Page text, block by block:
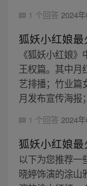
1 个回答 2024
狐妖小红娘
《狐妖小红娘
王权篇。其中月
艺排播；竹业篇
月发布宣传海报
1 个回答 2024
狐妖小红娘
以下为您推荐一
晓婷饰演的涂山